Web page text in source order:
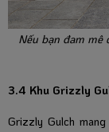
Nếu bạn đam mê
3.4 Khu Grizzly
Grizzly Gulch